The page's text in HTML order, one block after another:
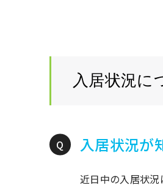
入居状況に
入居状況が
近日中の入居状